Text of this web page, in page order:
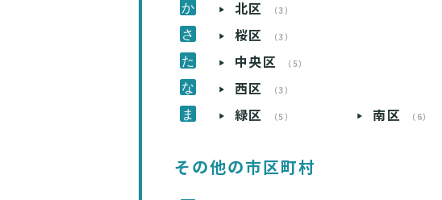
北区 （3）
桜区 （3）
中央区 （5）
西区 （3）
緑区 （5） 南区 （6）
その他の市区町村